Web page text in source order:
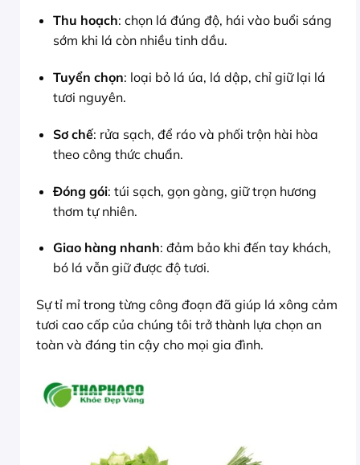
Thu hoạch: chọn lá đúng độ, hái vào buổi sáng
sớm khi lá còn nhiều tinh dầu.
Tuyển chọn: loại bỏ lá úa, lá dập, chỉ giữ lại lá
tươi nguyên.
Sơ chế: rửa sạch, để ráo và phối trộn hài hòa
theo công thức chuẩn.
Đóng gói: túi sạch, gọn gàng, giữ trọn hương
thơm tự nhiên.
Giao hàng nhanh: đảm bảo khi đến tay khách,
bó lá vẫn giữ được độ tươi.
Sự tỉ mỉ trong từng công đoạn đã giúp lá xông cảm
tươi cao cấp của chúng tôi trở thành lựa chọn an
toàn và đáng tin cậy cho mọi gia đình.